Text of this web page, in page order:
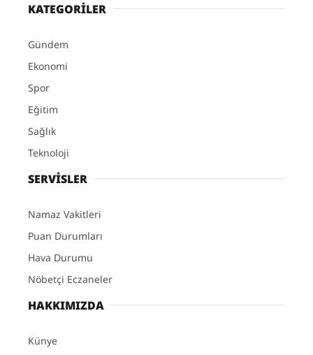
KATEGORİLER
Gündem
Ekonomi
Spor
Eğitim
Sağlık
Teknoloji
SERVİSLER
Namaz Vakitleri
Puan Durumları
Hava Durumu
Nöbetçi Eczaneler
HAKKIMIZDA
Künye